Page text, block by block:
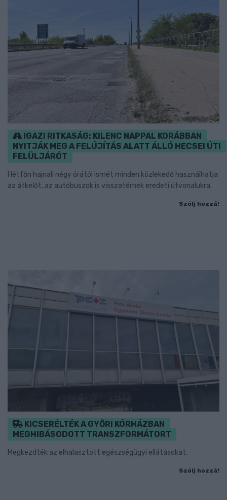
IGAZI RITKASÁG: KILENC NAPPAL KORÁBBAN
NYITJÁK MEG A FELÚJÍTÁS ALATT ÁLLÓ HECSEI ÚTI
FELÜLJÁRÓT
Hétfőn hajnali négy órától ismét minden közlekedő használhatja
az átkelőt, az autóbuszok is visszatérnek eredeti útvonalukra.
Szólj hozzá!
KICSERÉLTÉK A GYŐRI KÓRHÁZBAN
MEGHIBÁSODOTT TRANSZFORMÁTORT
Megkezdték az elhalasztott egészségügyi ellátásokat.
Szólj hozzá!